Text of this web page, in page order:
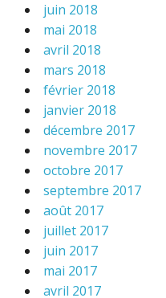
juin 2018
mai 2018
avril 2018
mars 2018
février 2018
janvier 2018
décembre 2017
novembre 2017
octobre 2017
septembre 2017
août 2017
juillet 2017
juin 2017
mai 2017
avril 2017